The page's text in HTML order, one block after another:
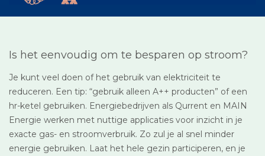
Is het eenvoudig om te besparen op stroom?
Je kunt veel doen of het gebruik van elektriciteit te
reduceren. Een tip: “gebruik alleen A++ producten” of een
hr-ketel gebruiken. Energiebedrijven als Qurrent en MAIN
Energie werken met nuttige applicaties voor inzicht in je
exacte gas- en stroomverbruik. Zo zul je al snel minder
energie gebruiken. Laat het hele gezin participeren, en je